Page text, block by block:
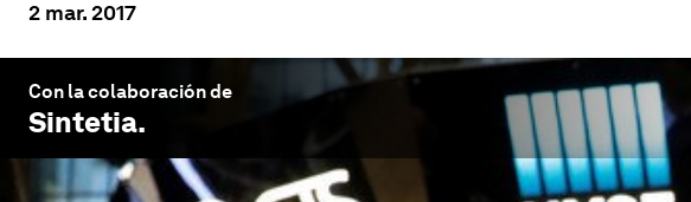
2 mar. 2017
Con la colaboración de
Sintetia.